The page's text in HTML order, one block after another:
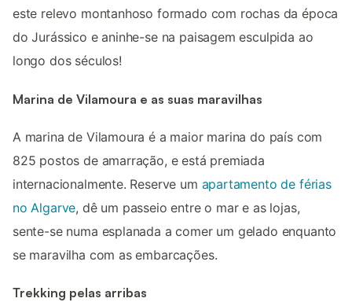
este relevo montanhoso formado com rochas da época
do Jurássico e aninhe-se na paisagem esculpida ao
longo dos séculos!
Marina de Vilamoura e as suas maravilhas
A marina de Vilamoura é a maior marina do país com
825 postos de amarração, e está premiada
internacionalmente. Reserve um apartamento de férias
no Algarve, dê um passeio entre o mar e as lojas,
sente-se numa esplanada a comer um gelado enquanto
se maravilha com as embarcações.
Trekking pelas arribas